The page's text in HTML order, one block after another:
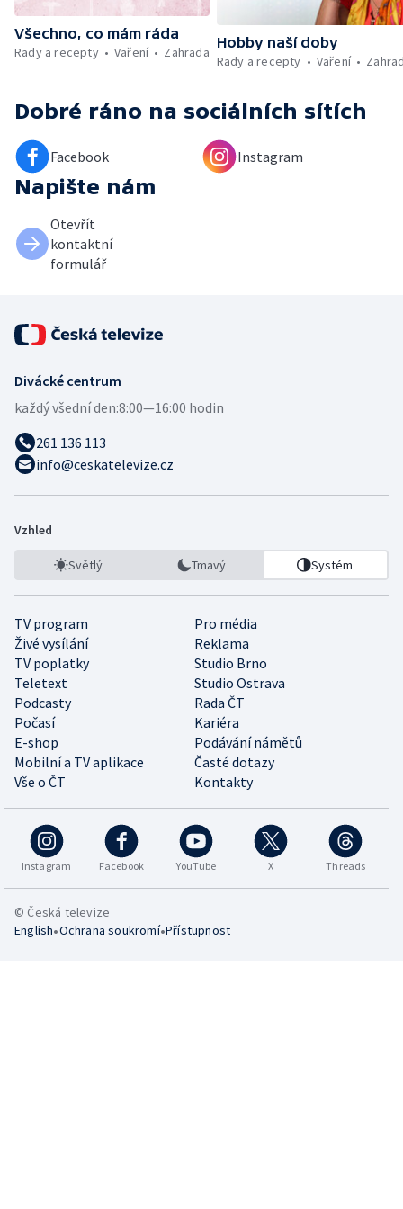
Všechno, co mám ráda
Rady a recepty
Vaření Zahrada
Hobby naší doby
Rady a recepty
Vaření
Dobré ráno na sociálních sítích
Facebook Instagram
Napište nám
Otevřít
kontaktní
formulář
Divácké centrum
každý všední den:8:00—16:00 hodin
261 136 113
info@ceskatelevize.cz
Vzhled
Světlý Tmavý Systém
TV program
Pro média
Živé vysílání
Reklama
TV poplatky
Studio Brno
Teletext
Studio Ostrava
Podcasty
Rada ČT
Počasí
Kariéra
E-shop
Podávání námětů
Mobilní a TV aplikace
Časté dotazy
Vše o ČT
Kontakty
Instagram Facebook YouTube X Threads
© Česká televize
English•Ochrana soukromí•Přístupnost